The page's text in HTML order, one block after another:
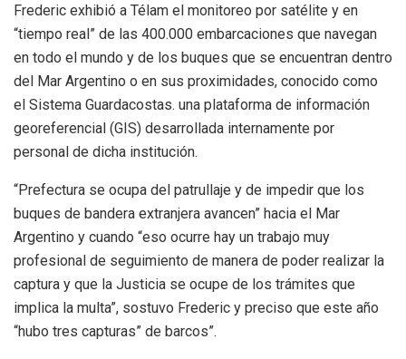
Frederic exhibió a Télam el monitoreo por satélite y en
“tiempo real” de las 400.000 embarcaciones que navegan
en todo el mundo y de los buques que se encuentran dentro
del Mar Argentino o en sus proximidades, conocido como
el Sistema Guardacostas. una plataforma de información
georeferencial (GIS) desarrollada internamente por
personal de dicha institución.
“Prefectura se ocupa del patrullaje y de impedir que los
buques de bandera extranjera avancen” hacia el Mar
Argentino y cuando “eso ocurre hay un trabajo muy
profesional de seguimiento de manera de poder realizar la
captura y que la Justicia se ocupe de los trámites que
implica la multa”, sostuvo Frederic y preciso que este año
“hubo tres capturas” de barcos”.